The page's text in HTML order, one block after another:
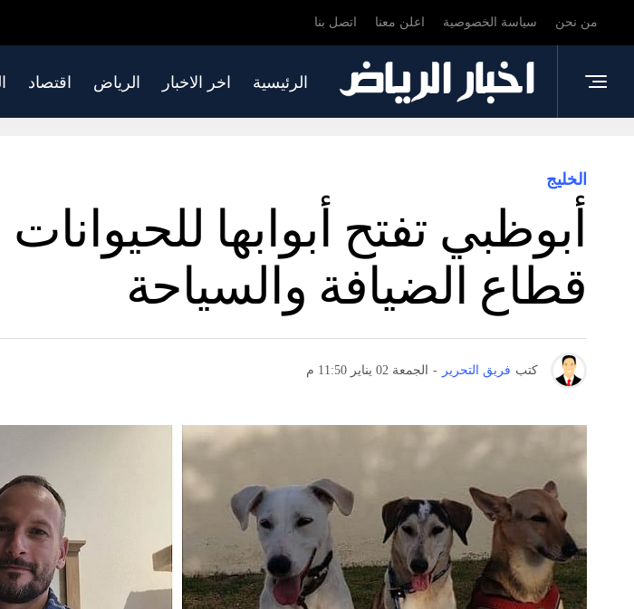
من نحن سياسة الخصوصية اعلن معنا اتصل بنا
الرئيسية اخر الاخبار الرياض اقتصاد
الخليج
أبوظبي تفتح أبوابها
قطاع الضيافة والسياحة
كتب فريق التحرير - الجمعة 02 يناير 11:50 م